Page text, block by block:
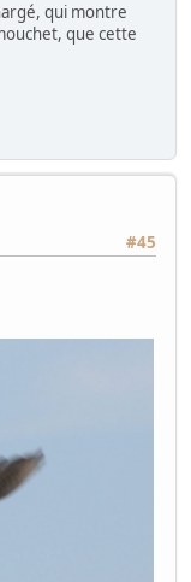
qui montre
que cette
#45